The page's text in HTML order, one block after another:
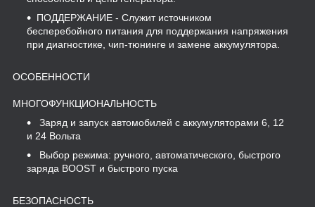
ПОДДЕРЖАНИЕ - Служит источником
бесперебойного питания для поддержания напряжения
при диагностике, чип-тюнинге и замене аккумулятора.
ОСОБЕННОСТИ
МНОГОФУНКЦИОНАЛЬНОСТЬ
Заряд и запуск автомобилей с аккумуляторами 6, 12
и 24 Вольта
Выбор режима: ручного, автоматического, быстрого
заряда BOOST и быстрого пуска
БЕЗОПАСНОСТЬ